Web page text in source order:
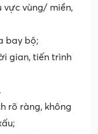
vực vùng/ miền,
bay bộ;
gian, tiến trình
rõ ràng, không